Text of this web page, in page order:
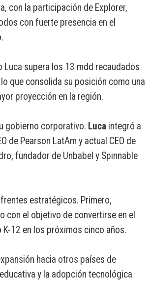
con la participación de Explorer,
con fuerte presencia en el
Luca supera los 13 mdd recaudados
que consolida su posición como una
proyección en la región.
gobierno corporativo. Luca integró a
de Pearson LatAm y actual CEO de
fundador de Unbabel y Spinnable
estratégicos. Primero,
con el objetivo de convertirse en el
12 en los próximos cinco años.
hacia otros países de
y la adopción tecnológica